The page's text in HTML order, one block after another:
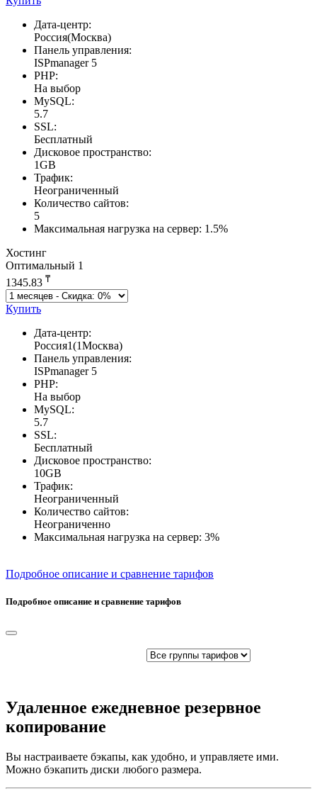
Дата-центр:
Россия(Москва)
Панель управления:
ISPmanager 5
PHP:
На выбор
MySQL:
5.7
SSL:
Бесплатный
Дисковое пространство:
1GB
Трафик:
Неограниченный
Количество сайтов:
5
Максимальная нагрузка на сервер: 1.5%
Хостинг
Оптимальный 1
1345.83 ₸
Купить
Дата-центр:
Россия1(1Москва)
Панель управления:
ISPmanager 5
PHP:
На выбор
MySQL:
5.7
SSL:
Бесплатный
Дисковое пространство:
10GB
Трафик:
Неограниченный
Количество сайтов:
Неограниченно
Максимальная нагрузка на сервер: 3%
Подробное описание и сравнение тарифов
Подробное описание и сравнение тарифов
Удаленное ежедневное резервное
копирование
Вы настраиваете бэкапы, как удобно, и управляете ими.
Можно бэкапить диски любого размера.